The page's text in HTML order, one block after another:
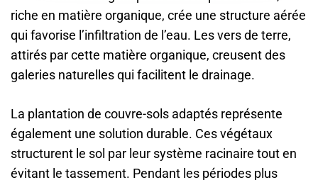
riche en matière organique, crée une structure aérée
qui favorise l’infiltration de l’eau. Les vers de terre,
attirés par cette matière organique, creusent des
galeries naturelles qui facilitent le drainage.
La plantation de couvre-sols adaptés représente
également une solution durable. Ces végétaux
structurent le sol par leur système racinaire tout en
évitant le tassement. Pendant les périodes plus